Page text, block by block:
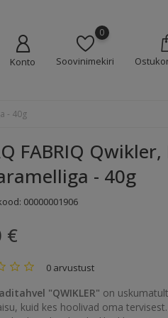
Konto
0
Soovinimekiri
- 40g
FABRIQ
- 40g
00000001906
€
0 arvustust
"QWIKLER" on
kuid kes hoolivad oma